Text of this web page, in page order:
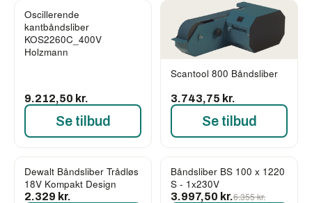
Oscillerende
kantbåndsliber
KOS2260C_400V
Holzmann
9.212,50 kr.
Se tilbud
Scantool 800 Båndsliber
3.743,75 kr.
Se tilbud
Dewalt Båndsliber Trådløs
18V Kompakt Design
2.329 kr.
-37%
Båndsliber BS 100 x 1220
S - 1x230V
3.997,50 kr.6.355 kr.